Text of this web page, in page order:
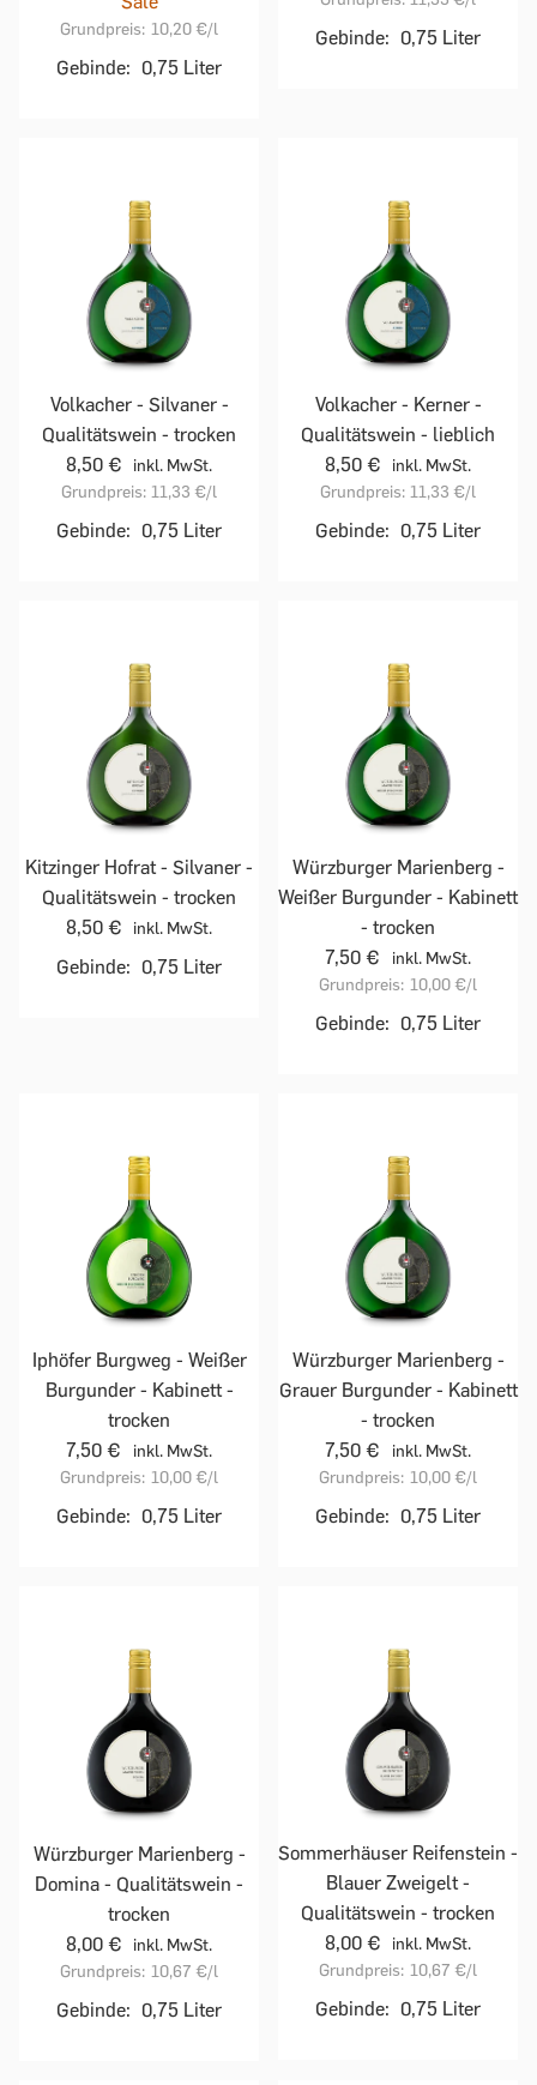
Grundpreis: 10,20 €/l
Gebinde: 0,75 Liter
Gebinde: 0,75 Liter
Volkacher - Silvaner -
Qualitätswein - trocken
8,50 €
inkl. MwSt.
Grundpreis: 11,33 €/l
Gebinde: 0,75 Liter
Volkacher - Kerner -
Qualitätswein - lieblich
8,50 €
inkl. MwSt.
Grundpreis: 11,33 €/l
Gebinde: 0,75 Liter
Kitzinger Hofrat - Silvaner -
Qualitätswein - trocken
8,50 €
inkl. MwSt.
Gebinde: 0,75 Liter
Würzburger Marienberg -
Weißer Burgunder - Kabinett
- trocken
7,50 €
inkl. MwSt.
Grundpreis: 10,00 €/l
Gebinde: 0,75 Liter
Iphöfer Burgweg - Weißer
Burgunder - Kabinett -
trocken
7,50 €
inkl. MwSt.
Grundpreis: 10,00 €/l
Gebinde: 0,75 Liter
Würzburger Marienberg -
Grauer Burgunder - Kabinett
- trocken
7,50 €
inkl. MwSt.
Grundpreis: 10,00 €/l
Gebinde: 0,75 Liter
Würzburger Marienberg -
Domina - Qualitätswein -
trocken
8,00 €
inkl. MwSt.
Grundpreis: 10,67 €/l
Gebinde: 0,75 Liter
Sommerhäuser Reifenstein -
Blauer Zweigelt -
Qualitätswein - trocken
8,00 €
inkl. MwSt.
Grundpreis: 10,67 €/l
Gebinde: 0,75 Liter